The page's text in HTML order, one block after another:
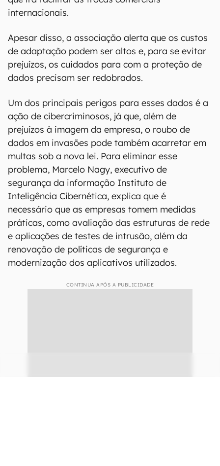
internacionais.
Apesar disso, a associação alerta que os custos
de adaptação podem ser altos e, para se evitar
prejuízos, os cuidados para com a proteção de
dados precisam ser redobrados.
Um dos principais perigos para esses dados é a
ação de cibercriminosos, já que, além de
prejuízos à imagem da empresa, o roubo de
dados em invasões pode também acarretar em
multas sob a nova lei. Para eliminar esse
problema, Marcelo Nagy, executivo de
segurança da informação Instituto de
Inteligência Cibernética, explica que é
necessário que as empresas tomem medidas
práticas, como avaliação das estruturas de rede
e aplicações de testes de intrusão, além da
renovação de políticas de segurança e
modernização dos aplicativos utilizados.
CONTINUA APÓS A PUBLICIDADE